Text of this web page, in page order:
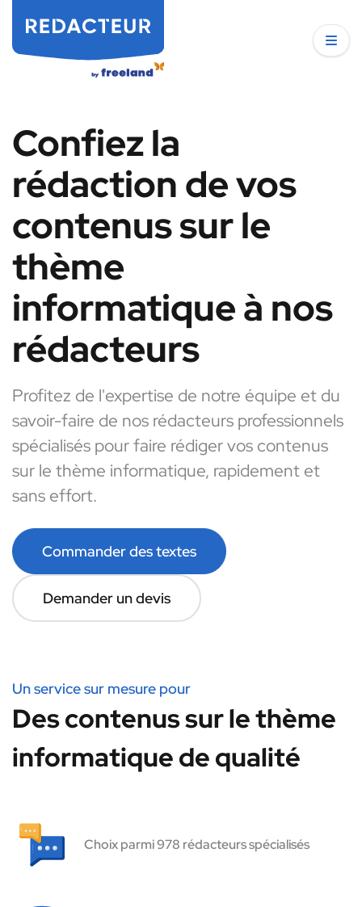
Confiez la
rédaction de vos
contenus sur le
thème
informatique à nos
rédacteurs
Profitez de l'expertise de notre équipe et du
savoir-faire de nos rédacteurs professionnels
spécialisés pour faire rédiger vos contenus
sur le thème informatique, rapidement et
sans effort.
Commander des textes
Demander un devis
Un service sur mesure pour
Des contenus sur le thème
informatique de qualité
Choix parmi 978 rédacteurs spécialisés